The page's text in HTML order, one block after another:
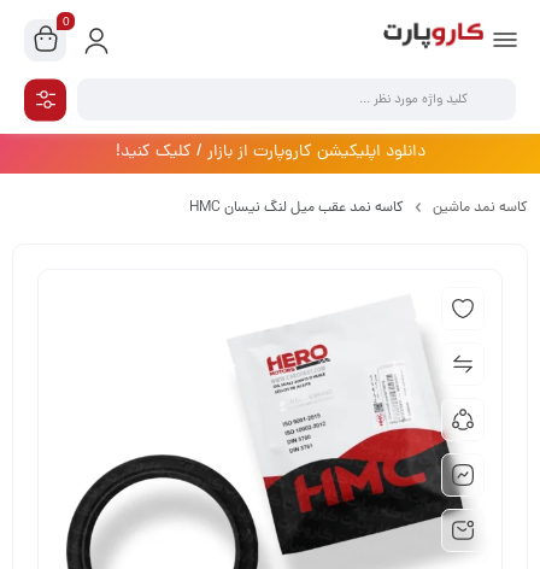
0
دانلود اپلیکیشن کاروپارت از بازار / کلیک کنید!
کاسه نمد ماشین کاسه نمد عقب میل لنگ نیسان HMC